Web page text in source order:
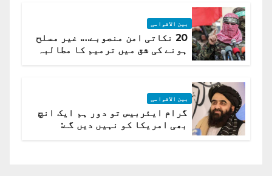
بین الاقوامی
20 نکاتی امن منصوبے…. غیر مسلح
ہونے کی شق میں ترمیم کا مطالبہ
بین الاقوامی
گرام ایئربیس تو دور ہم ایک انچ
بھی امریکا کو نہیں دیں گے: